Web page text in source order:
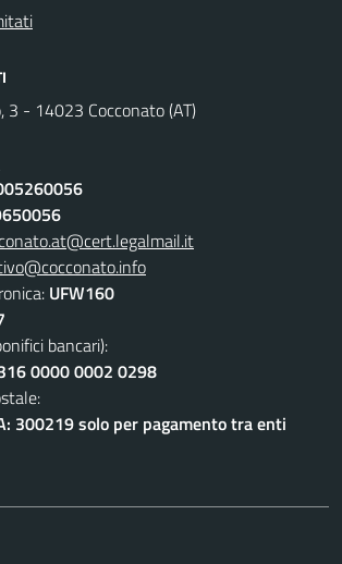
3 - 14023 Cocconato (AT)
UFW160
bancari):
0000 0002 0298
300219 solo per pagamento tra enti